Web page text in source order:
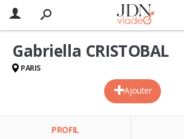
Ajouter
Gabriella CRISTOBAL
PARIS
PROFIL